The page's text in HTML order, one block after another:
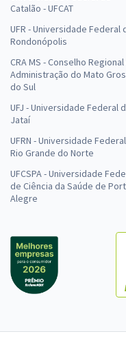
Catalão - UFCAT
UFR - Universidade Federal
Rondonópolis
CRA MS - Conselho
Administração do Mato
do Sul
UFJ - Universidade Federal
Jataí
UFRN - Universidade
Rio Grande do Norte
UFCSPA - Universidade
de Ciência da Saúde de
Alegre